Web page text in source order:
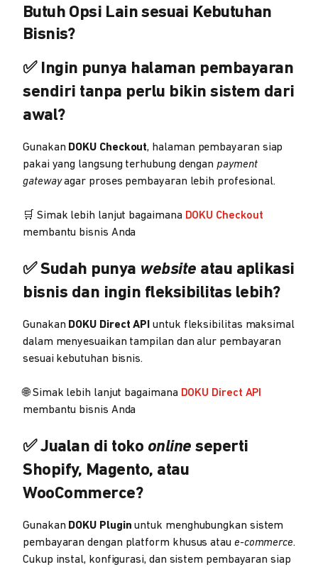
Butuh Opsi Lain sesuai Kebutuhan
Bisnis?
✅ Ingin punya halaman pembayaran
sendiri tanpa perlu bikin sistem dari
awal?
Gunakan DOKU Checkout, halaman pembayaran siap
pakai yang langsung terhubung dengan payment
gatewayagar proses pembayaran lebih profesional.
🛒 Simak lebih lanjut bagaimana DOKU Checkout
membantu bisnis Anda
✅ Sudah punya website atau aplikasi
bisnis dan ingin fleksibilitas lebih?
Gunakan DOKU Direct API untuk fleksibilitas maksimal
dalam menyesuaikan tampilan dan alur pembayaran
sesuai kebutuhan bisnis.
🌐 Simak lebih lanjut bagaimana DOKU Direct API
membantu bisnis Anda
✅ Jualan di toko online seperti
Shopify, Magento, atau
WooCommerce?
Gunakan DOKU Plugin untuk menghubungkan sistem
pembayaran dengan platform khusus atau e-commerce.
Cukup instal, konfigurasi, dan sistem pembayaran siap